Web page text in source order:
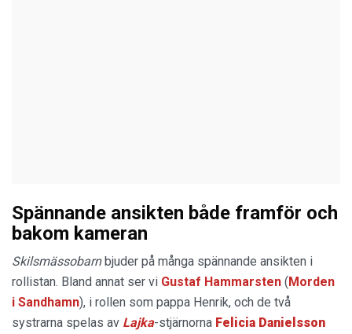
Spännande ansikten både framför och
bakom kameran
Skilsmässobarnbjuder på många spännande ansikten i
rollistan. Bland annat ser vi Gustaf Hammarsten (Morden
i Sandhamn), i rollen som pappa Henrik, och de två
systrarna spelas av Lajka-stjärnorna Felicia Danielsson